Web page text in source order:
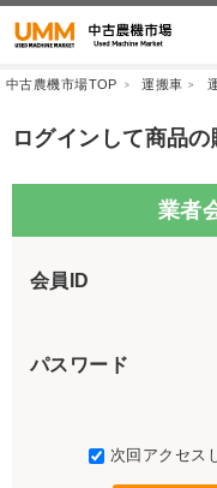
中古農機市場TOP 運搬車
ログインして商品の
業者
会員ID
パスワード
次回アクセス